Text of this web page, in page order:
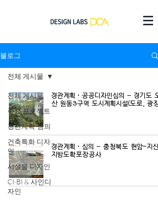
블로그
전체 게시물
주요 프로젝트
경관계획·심의
건축특화 디자
인
시설물 디자인
CI·BI & 사인디
자인
전체 게시물
경관계획·공공디자인심의 - 경기도 오
산 원동3구역 도시계획시설(도로, 광
경관계획·심의 - 충청북도 현암~지산
지방도확포장공사